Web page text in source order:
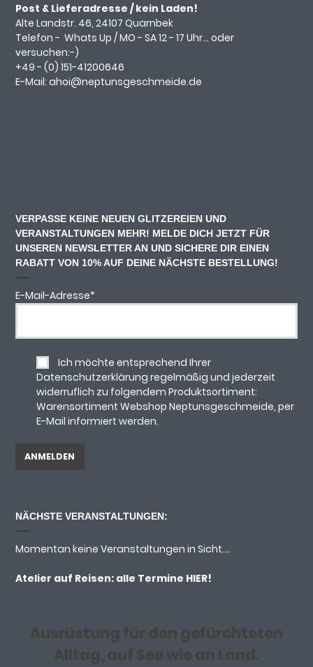
Post & Lieferadresse / kein Laden!
Alte Landstr. 46, 24107 Quarnbek
Telefon -Whats Up / MO - SA 12 - 17 Uhr... oder
versuchen:-)
+49 - (0)151-41200646
E-Mail:ahoi@neptunsgeschmeide.de
VERPASSE KEINE NEUEN GLITZEREIEN UND
VERANSTALTUNGEN MEHR! MELDE DICH JETZT FÜR
UNSEREN NEWSLETTER AN UND SICHERE DIR EINEN
RABATT VON 10% AUF DEINE NÄCHSTE BESTELLUNG!
E-Mail-Adresse*
Ich möchte entsprechend Ihrer
Datenschutzerklärung regelmäßig und jederzeit
widerruflich zu folgendem Produktsortiment:
Warensortiment Webshop Neptunsgeschmeide, per
E-Mail informiert werden.
NÄCHSTE VERANSTALTUNGEN:
Momentan keine Veranstaltungen in Sicht....
Atelier auf Reisen: alle Termine HIER!
Ausrüstung für den gefürchteten
Alltag, auf See wie an Land.